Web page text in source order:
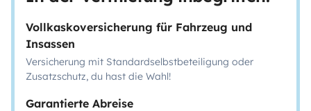
Vollkaskoversicherung für Fahrzeug und
Insassen
Versicherung mit Standardselbstbeteiligung oder
Zusatzschutz, du hast die Wahl!
Garantierte Abreise